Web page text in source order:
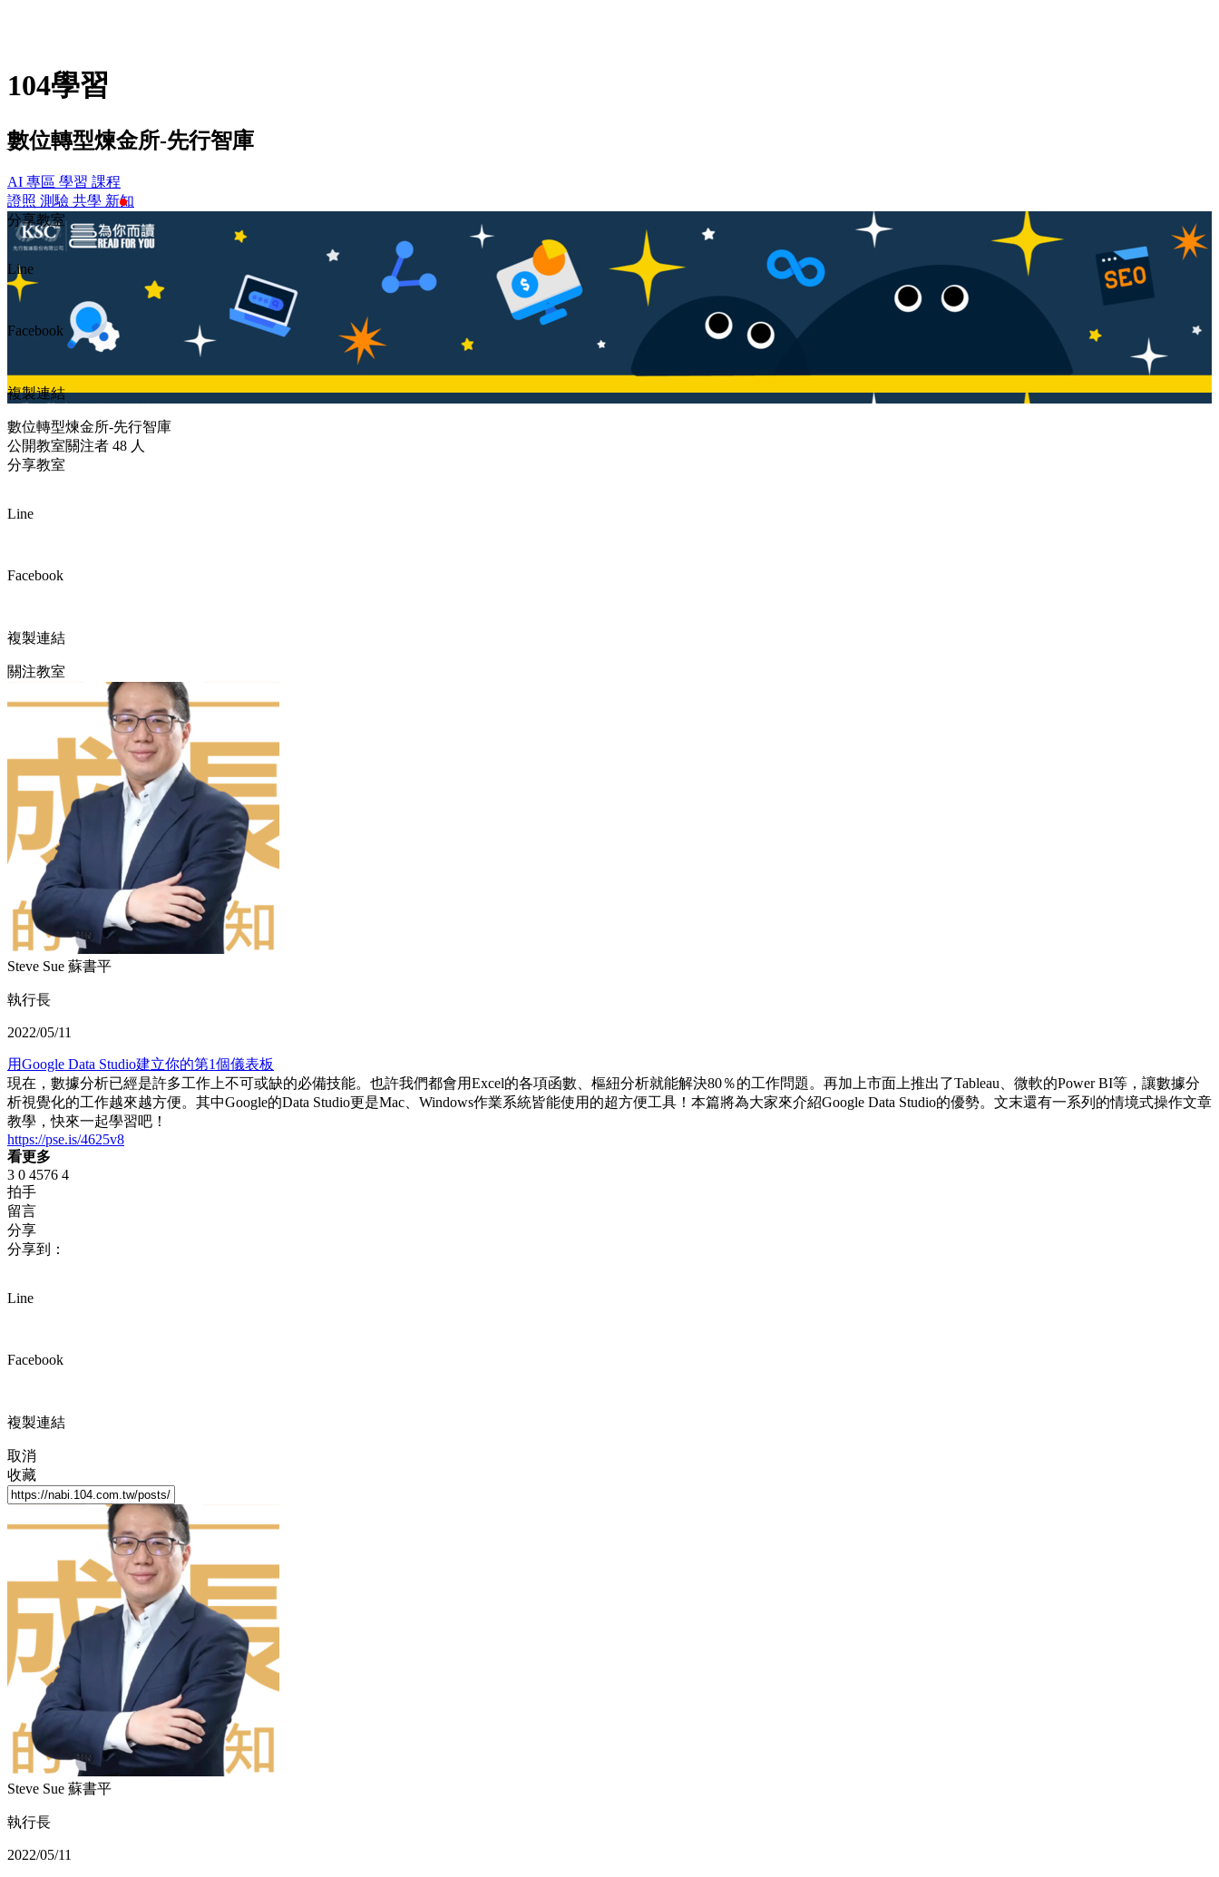
104學習
數位轉型煉金所-先行智庫
AI 專區 學習 課程
證照 測驗 共學 新知
分享教室
Line
Facebook
複製連結
數位轉型煉金所-先行智庫
公開教室關注者 48 人
分享教室
Line
Facebook
複製連結
關注教室
Steve Sue 蘇書平
執行長
2022/05/11
用Google Data Studio建立你的第1個儀表板
現在，數據分析已經是許多工作上不可或缺的必備技能。也許我們都會用Excel的各項函數、樞紐分析就能解決80％的工作問題。再加上市面上推出了Tableau、微軟的Power BI等，讓數據分
析視覺化的工作越來越方便。其中Google的Data Studio更是Mac、Windows作業系統皆能使用的超方便工具！本篇將為大家來介紹Google Data Studio的優勢。文末還有一系列的情境式操作文章
教學，快來一起學習吧！
https://pse.is/4625v8
看更多
3 0 4576 4
拍手
留言
分享
分享到：
Line
Facebook
複製連結
取消
收藏
Steve Sue 蘇書平
執行長
2022/05/11